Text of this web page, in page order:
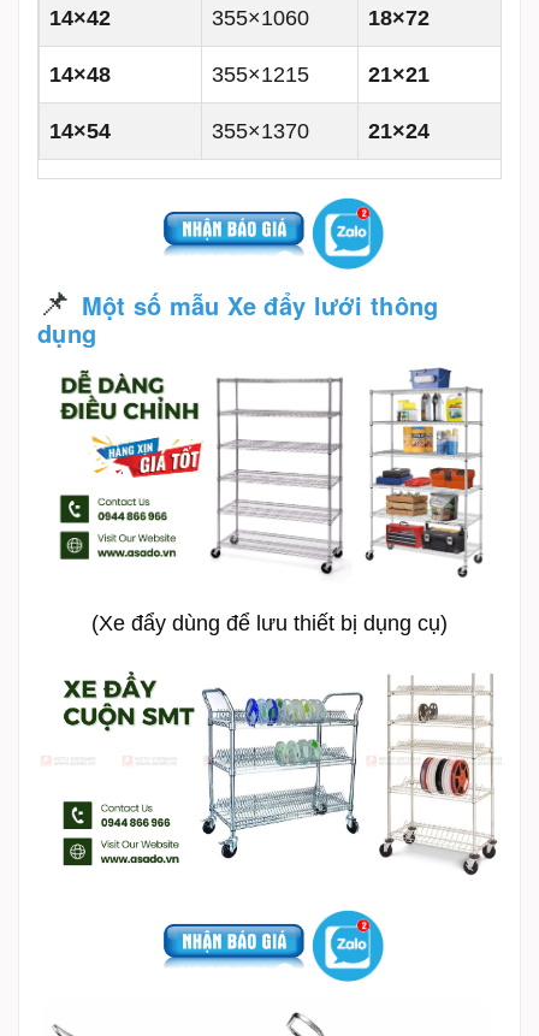
14×42 355×1060 18×72
14×48 355×1215 21×21
14×54 355×1370 21×24
📌 Một số mẫu Xe đẩy lưới thông
dụng
(Xe đẩy dùng để lưu thiết bị dụng cụ)